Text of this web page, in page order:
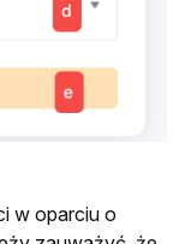
w oparciu o